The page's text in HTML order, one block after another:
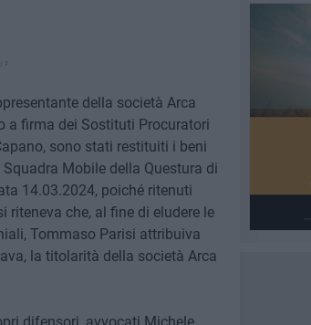
della società Arca
a firma dei Sostituti Procuratori
sono stati restituiti i beni
Mobile della Questura di
14.03.2024, poiché ritenuti
riteneva che, al fine di eludere le
Tommaso Parisi attribuiva
la titolarità della società Arca